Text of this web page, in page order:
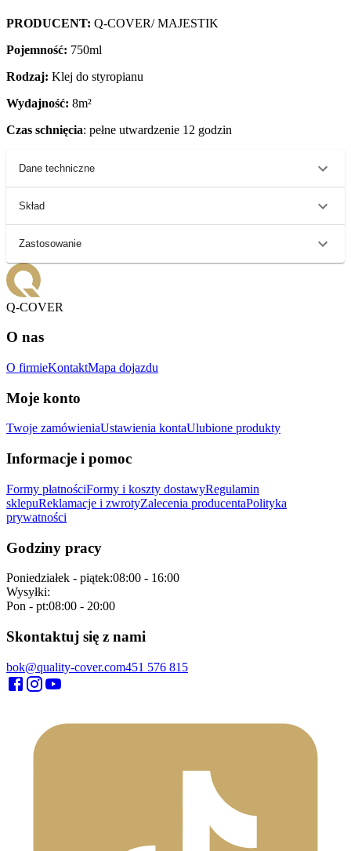
PRODUCENT: Q-COVER/ MAJESTIK
Pojemność: 750ml
Rodzaj: Klej do styropianu
Wydajność: 8m²
Czas schnięcia: pełne utwardzenie 12 godzin
Dane techniczne
Skład
Zastosowanie
Q-COVER
O nas
O firmieKontaktMapa dojazdu
Moje konto
Twoje zamówieniaUstawienia kontaUlubione produkty
Informacje i pomoc
Formy płatnościFormy i koszty dostawyRegulamin
sklepuReklamacje i zwrotyZalecenia producentaPolityka
prywatności
Godziny pracy
Poniedziałek - piątek:08:00 - 16:00
Wysyłki:
Pon - pt:08:00 - 20:00
Skontaktuj się z nami
bok@quality-cover.com451 576 815